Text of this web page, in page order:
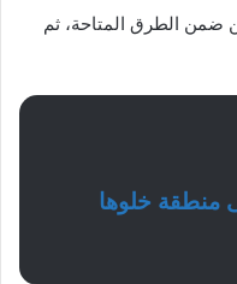
ضمن الطرق المتاحة، ثم
منطقة خلوها